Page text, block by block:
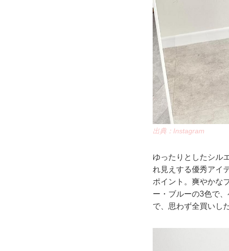
出典：Instagram
ゆったりとしたシル
れ見えする優秀アイ
ポイント。爽やかな
ー・ブルーの3色で
で、思わず全買いし